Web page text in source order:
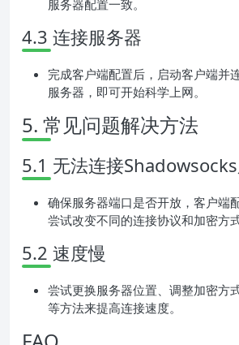
服务器配置一致。
4.3 连接服务器
完成客户端配置后，启动客户端并
服务器，即可开始科学上网。
5. 常见问题解决方法
5.1 无法连接
确保服务器端口是否开放，客户端
尝试改变不同的连接协议和加密方式
5.2 速度慢
尝试更换服务器位置、调整加密方
等方法来提高连接速度。